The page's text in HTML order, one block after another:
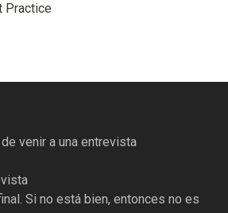
Practice
venir a una entrevista
Si no está bien, entonces no es